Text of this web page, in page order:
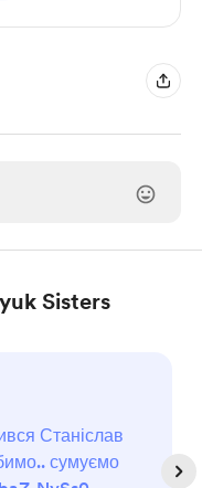
Sisters
Станіслав
сумуємо